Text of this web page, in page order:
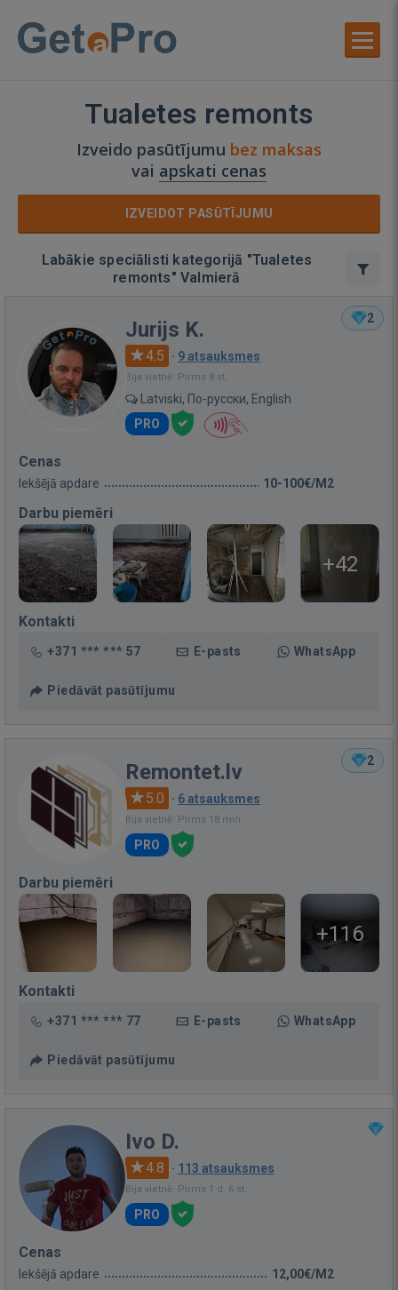
Tualetes remonts
Izveido pasūtījumu bez maksas
vai apskati cenas
IZVEIDOT PASŪTĪJUMU
Labākie speciālisti kategorijā "Tualetes
remonts" Valmierā
2
Jurijs K.
4.5 · 9 atsauksmes
Bija vietnē: Pirms 8 st.
Latviski, По-русски, English
PRO
Cenas
Iekšējā apdare 10-100€/M2
Darbu piemēri
+42
Kontakti
+371 *** *** 57 E-pasts WhatsApp
Piedāvāt pasūtījumu
2
Remontet.lv
5.0 · 6 atsauksmes
Bija vietnē: Pirms 18 min.
PRO
Darbu piemēri
+116
Kontakti
+371 *** *** 77 E-pasts WhatsApp
Piedāvāt pasūtījumu
Ivo D.
4.8 · 113 atsauksmes
Bija vietnē: Pirms 1 d. 6 st.
PRO
Cenas
Iekšējā apdare 12,00€/M2